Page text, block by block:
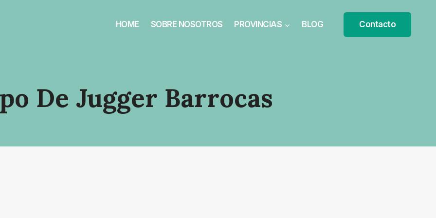
HOME SOBRE NOSOTROS PROVINCIAS BLOG Contacto
De Jugger Barrocas